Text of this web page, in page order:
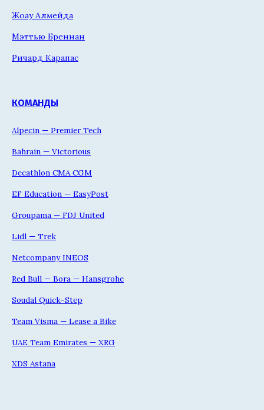
Жоау Алмейда
Мэттью Бреннан
Ричард Карапас
КОМАНДЫ
Alpecin — Premier Tech
Bahrain — Victorious
Decathlon CMA CGM
EF Education — EasyPost
Groupama — FDJ United
Lidl — Trek
Netcompany INEOS
Red Bull — Bora — Hansgrohe
Soudal Quick-Step
Team Visma — Lease a Bike
UAE Team Emirates — XRG
XDS Astana